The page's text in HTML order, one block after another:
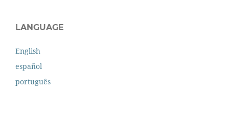
LANGUAGE
English
español
português